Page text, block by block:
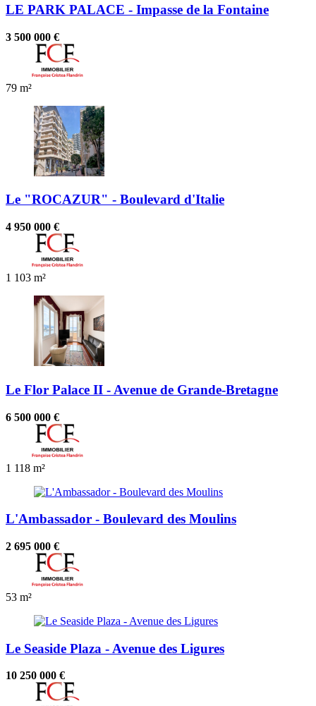
LE PARK PALACE - Impasse de la Fontaine
3 500 000 €
79 m²
Le "ROCAZUR" - Boulevard d'Italie
4 950 000 €
1 103 m²
Le Flor Palace II - Avenue de Grande-Bretagne
6 500 000 €
1 118 m²
L'Ambassador - Boulevard des Moulins
2 695 000 €
53 m²
Le Seaside Plaza - Avenue des Ligures
10 250 000 €